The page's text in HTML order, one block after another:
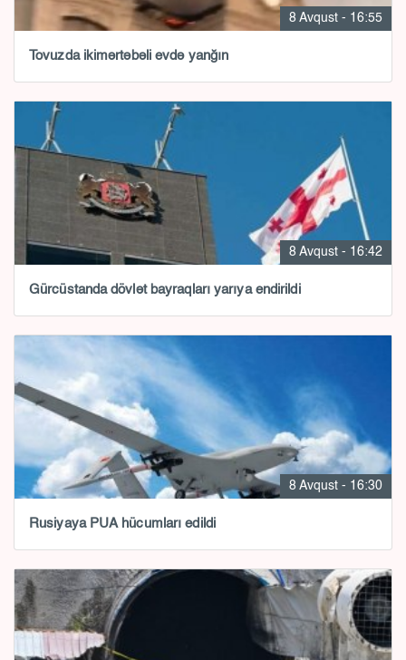
8 Avqust - 16:55
Tovuzda ikimərtəbəli evdə yanğın
8 Avqust - 16:42
Gürcüstanda dövlət bayraqları yarıya endirildi
8 Avqust - 16:30
Rusiyaya PUA hücumları edildi